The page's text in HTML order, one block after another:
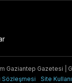
Gaziantep Gazetesi |
Sözleşmesi
Site